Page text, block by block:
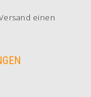
einen